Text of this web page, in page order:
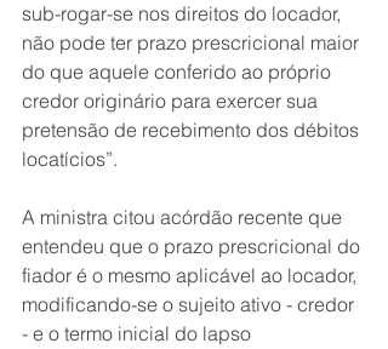
sub-rogar-se nos direitos do locador,
não pode ter prazo prescricional maior
do que aquele conferido ao próprio
credor originário para exercer sua
pretensão de recebimento dos débitos
locatícios”.
A ministra citou acórdão recente que
entendeu que o prazo prescricional do
fiador é o mesmo aplicável ao locador,
modificando-se o sujeito ativo - credor
- e o termo inicial do lapso